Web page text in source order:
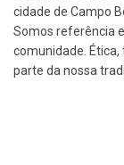
cidade de Campo
Somos referência
comunidade.
parte da nossa